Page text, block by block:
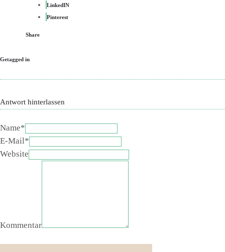
LinkedIN
Pinterest
Share
Getagged in
Antwort hinterlassen
Name*
E-Mail*
Website
Kommentar